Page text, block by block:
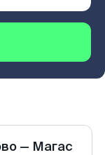
— Магас